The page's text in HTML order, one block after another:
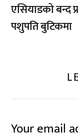
एसियाडको बन्द
पशुपति बुटिकमा
Your email